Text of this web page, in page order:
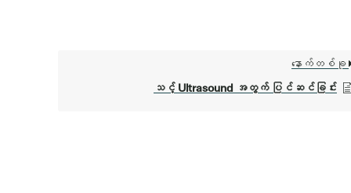
နောက်တစ်ခု
သင့် Ultrasound အတွက် ပြင်ဆင်ခြင်း